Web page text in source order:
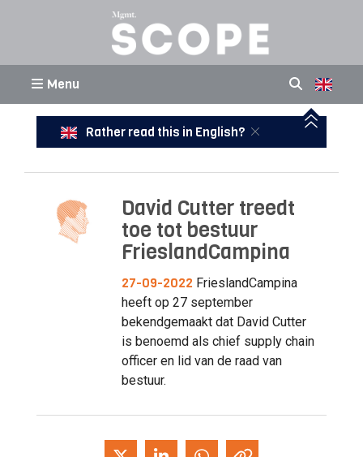
Menu
Rather read this in English?
David Cutter treedt
toe tot bestuur
FrieslandCampina
27-09-2022 FrieslandCampina
heeft op 27 september
bekendgemaakt dat David Cutter
is benoemd als chief supply chain
officer en lid van de raad van
bestuur.